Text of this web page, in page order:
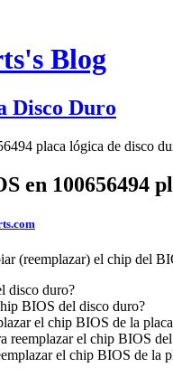
Blog
Disco Duro
placa lógica de disco
en 100656494
(reemplazar) el chip del
disco duro?
BIOS del disco duro?
el chip BIOS de la
reemplazar el chip BIOS
el chip BIOS de la